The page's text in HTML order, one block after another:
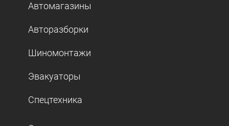
Автомагазины
Авторазборки
Шиномонтажи
Эвакуаторы
Спецтехника